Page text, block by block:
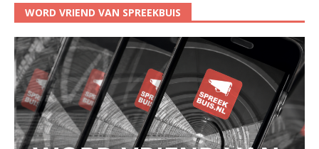
WORD VRIEND VAN SPREEKBUIS